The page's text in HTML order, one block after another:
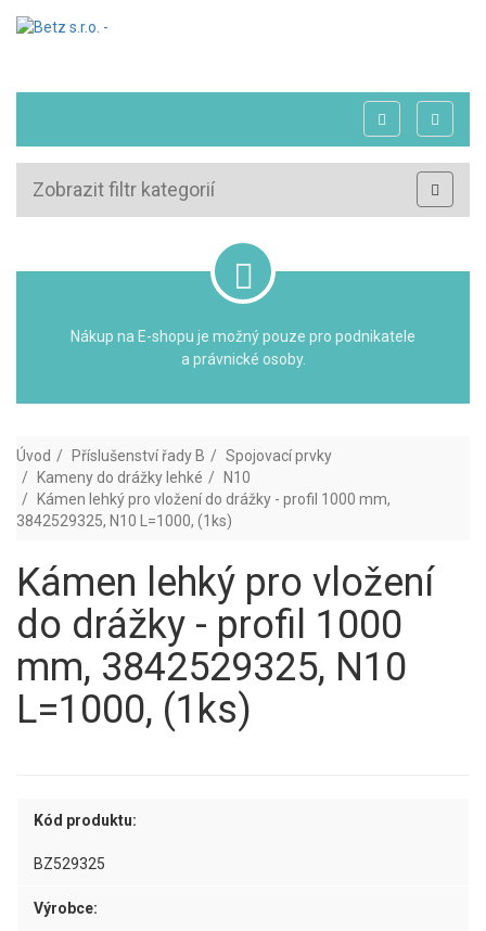
Zobrazit filtr kategorií
Nákup na E-shopu je možný pouze pro podnikatele
a právnické osoby.
Úvod Příslušenství řady B
Spojovací prvky
Kameny do drážky lehké
N10
Kámen lehký pro vložení do drážky - profil 1000 mm,
3842529325, N10 L=1000, (1ks)
Kámen lehký pro vložení
do drážky - profil 1000
mm, 3842529325, N10
L=1000, (1ks)
Kód produktu:
BZ529325
Výrobce: